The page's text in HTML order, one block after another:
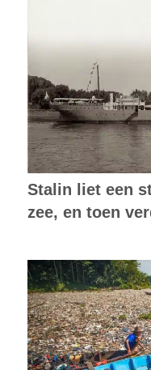
Stalin liet een
zee, en toen